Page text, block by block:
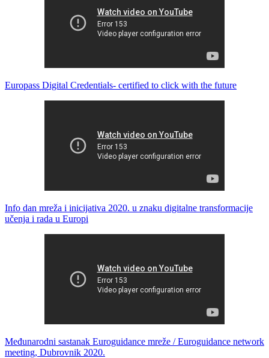
Europass Digital Credentials- certified to click with the future
Info dan mreža i inicijativa 2020. u znaku digitalne transformacije
učenja i rada u Europi
Međunarodni sastanak Euroguidance mreže / Euroguidance network
meeting, Dubrovnik 2020.